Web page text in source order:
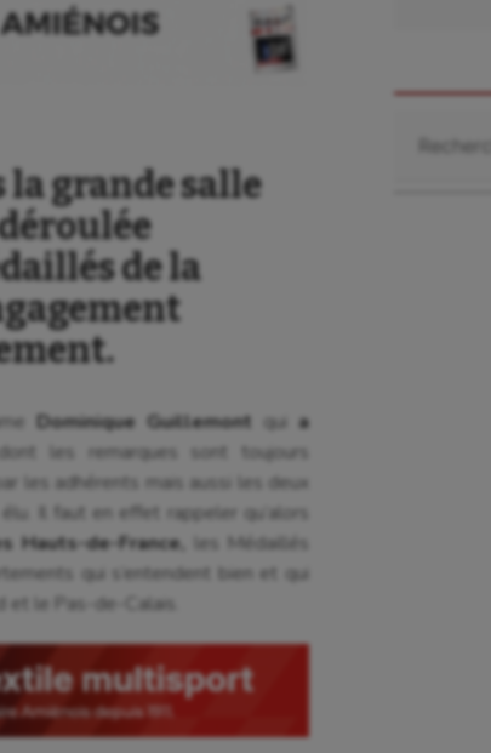
la grande salle
déroulée
de la
Dominique Guillemont qui a
les remarques sont toujours
les adhérents mais aussi les deux
Il faut en effet rappeler qu’alors
Hauts-de-France,
les Médaillés
qui s’entendent bien et qui
et le Pas-de-Calais.